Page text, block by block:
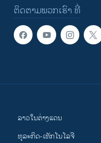
ຕິດຕາມພວກເຮົາ ທີ່
ລາວໃນຕ່າງແດນ
ທຸລະກິດ-ເທັກໂນໂລຈີ